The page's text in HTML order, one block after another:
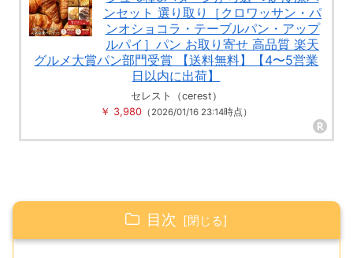
ンセット 選り取り［クロワッサン・パ
ンオショコラ・テーブルパン・アップ
ルパイ］パン お取り寄せ 高品質 楽天
グルメ大賞パン部門受賞 【送料無料】【4〜5営業
日以内に出荷】
セレスト（cerest）
￥ 3,980 （2026/01/16 23:14時点）
目次